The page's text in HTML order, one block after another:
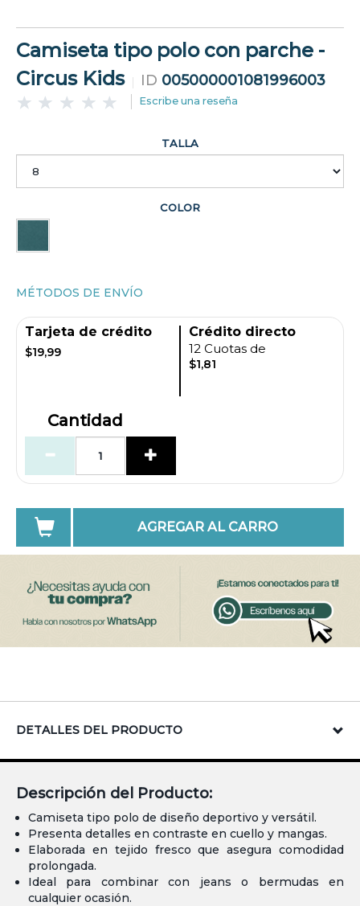
Camiseta tipo polo con parche -
Circus Kids
ID 005000001081996003
Escribe una reseña
TALLA
COLOR
MÉTODOS DE ENVÍO
Tarjeta de crédito
$19,99
Crédito directo
12 Cuotas de
$1,81
Cantidad
AGREGAR AL CARRO
DETALLES DEL PRODUCTO
Descripción del Producto:
Camiseta tipo polo de diseño deportivo y versátil.
Presenta detalles en contraste en cuello y mangas.
Elaborada en tejido fresco que asegura comodidad
prolongada.
Ideal para combinar con jeans o bermudas en
cualquier ocasión.